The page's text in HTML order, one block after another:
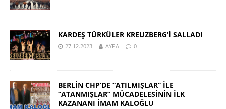
KARDEŞ TÜRKÜLER KREUZBERG’İ SALLADI
27.12.2023 AYPA 0
BERLİN CHP’DE “ATILMIŞLAR” İLE
“ATANMIŞLAR” MÜCADELESİNİN İLK
KAZANANI İMAM KALOĞLU